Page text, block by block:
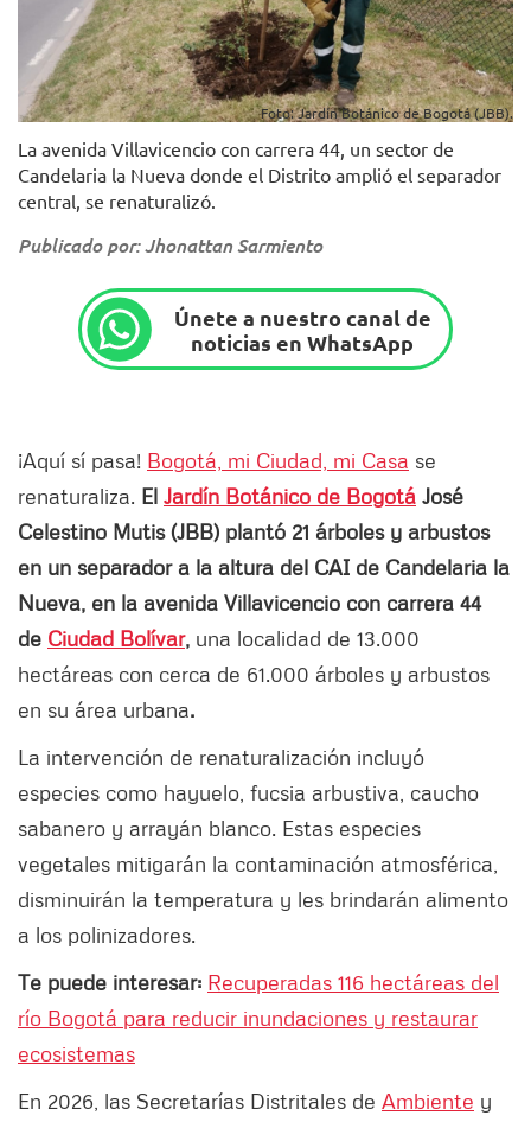
Foto: Jardín Botánico de Bogotá (JBB).
La avenida Villavicencio con carrera 44, un sector de
Candelaria la Nueva donde el Distrito amplió el separador
central, se renaturalizó.
Publicado por: Jhonattan Sarmiento
Únete a nuestro canal de
noticias en WhatsApp
¡Aquí sí pasa! Bogotá, mi Ciudad, mi Casa se
renaturaliza. El Jardín Botánico de Bogotá José
Celestino Mutis (JBB) plantó 21 árboles y arbustos
en un separador a la altura del CAI de Candelaria la
Nueva, en la avenida Villavicencio con carrera 44
de Ciudad Bolívar, una localidad de 13.000
hectáreas con cerca de 61.000 árboles y arbustos
en su área urbana.
La intervención de renaturalización incluyó
especies como hayuelo, fucsia arbustiva, caucho
sabanero y arrayán blanco. Estas especies
vegetales mitigarán la contaminación atmosférica,
disminuirán la temperatura y les brindarán alimento
a los polinizadores.
Te puede interesar: Recuperadas 116 hectáreas del
río Bogotá para reducir inundaciones y restaurar
ecosistemas
En 2026, las Secretarías Distritales de Ambiente y